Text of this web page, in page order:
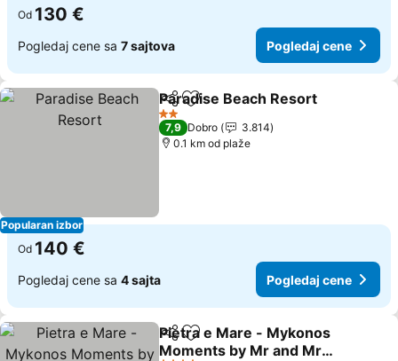
Od 130 €
Pogledaj cene sa 7 sajtova Pogledaj cene
Popularan izbor
Deli Dodati u favorite
Paradise Beach Resort
2 Zvezdice
7,9 Dobro
3.814
0.1 km od plaže
Od 140 €
Pogledaj cene sa 4 sajta Pogledaj cene
Deli Dodati u favorite
Pietra e Mare - Mykonos
Moments by Mr and Mrs